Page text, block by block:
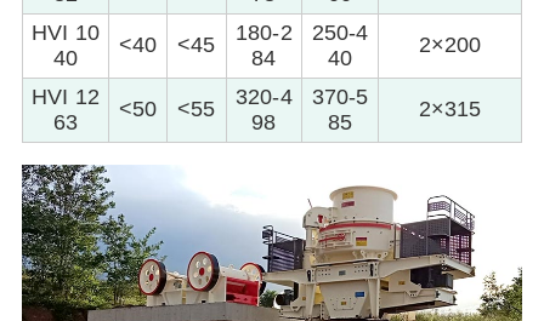
HVI 10
40
<40 <45
180-2
84
250-4
40
2×200
HVI 12
63
<50 <55
320-4
98
370-5
85
2×315